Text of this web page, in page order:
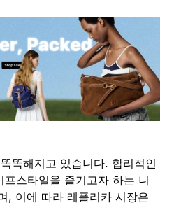
똑해지고 있습니다. 합리적인
스타일을 즐기고자 하는 니
, 이에 따라 레플리카 시장은